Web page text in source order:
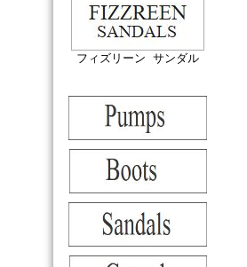
フィズリーン サンダル